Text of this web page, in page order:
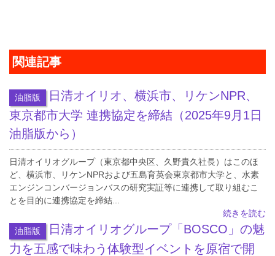
関連記事
油脂版
日清オイリオ、横浜市、リケンNPR、
東京都市大学 連携協定を締結（2025年9月1日
油脂版から）
日清オイリオグループ（東京都中央区、久野貴久社長）はこのほ
ど、横浜市、リケンNPRおよび五島育英会東京都市大学と、水素
エンジンコンバージョンバスの研究実証等に連携して取り組むこ
とを目的に連携協定を締結...
続きを読む
油脂版
日清オイリオグループ「BOSCO」の魅
力を五感で味わう体験型イベントを原宿で開